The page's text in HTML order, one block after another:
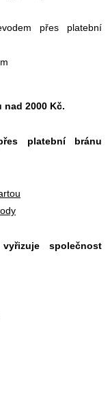
přes platební
2000 Kč.
platební bránu
společnost